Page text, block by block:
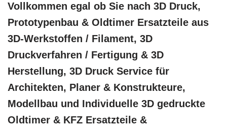
Vollkommen egal ob Sie nach 3D Druck,
Prototypenbau & Oldtimer Ersatzteile aus
3D-Werkstoffen / Filament, 3D
Druckverfahren / Fertigung & 3D
Herstellung, 3D Druck Service für
Architekten, Planer & Konstrukteure,
Modellbau und Individuelle 3D gedruckte
Oldtimer & KFZ Ersatzteile &